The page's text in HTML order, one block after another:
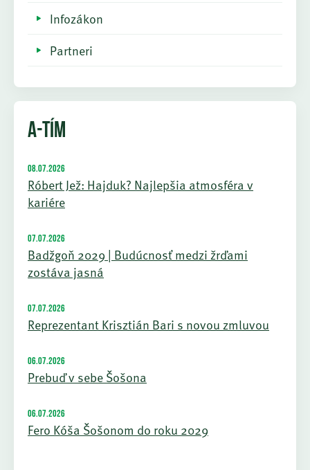
Infozákon
Partneri
A-TÍM
08.07.2026
Róbert Jež: Hajduk? Najlepšia atmosféra v
kariére
07.07.2026
Badžgoň 2029 | Budúcnosť medzi žrďami
zostáva jasná
07.07.2026
Reprezentant Krisztián Bari s novou zmluvou
06.07.2026
Prebuď v sebe Šošona
06.07.2026
Fero Kóša Šošonom do roku 2029